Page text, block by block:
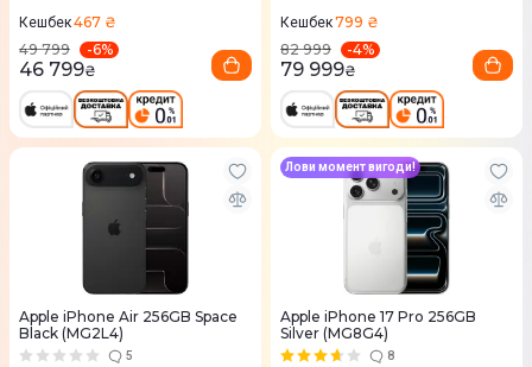
Кешбек467 ₴
49 799
-6%
46 799₴
Кешбек799 ₴
82 999
-4%
79 999₴
Apple iPhone Air 256GB Space
Black (MG2L4)
5
Apple iPhone 17 Pro 256GB
Silver (MG8G4)
8
Лови момент вигоди!